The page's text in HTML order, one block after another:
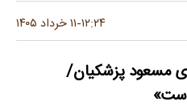
۱۲:۲۴-۱۱ خرداد ۱۴۰۵
مسعود پزشکیان/